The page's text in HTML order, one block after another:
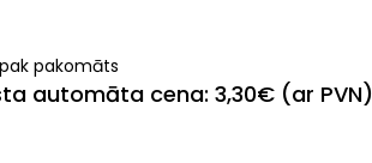
pakomāts
automāta cena: 3,30€ (ar PVN)